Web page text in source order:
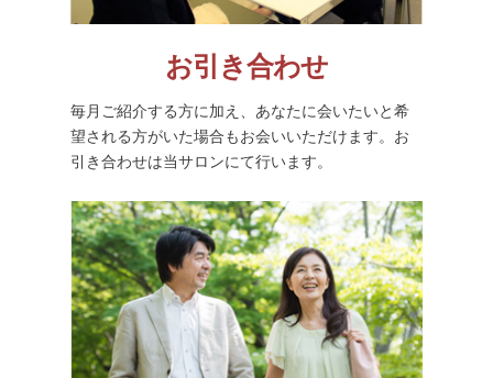
お引き合わせ
毎月ご紹介する方に加え、あなたに会いたいと希
望される方がいた場合もお会いいただけます。お
引き合わせは当サロンにて行います。